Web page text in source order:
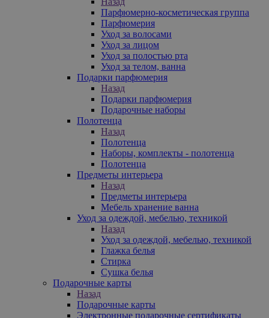
Парфюмерно-косметическая группа
Парфюмерия
Уход за волосами
Уход за лицом
Уход за полостью рта
Уход за телом, ванна
Подарки парфюмерия
Назад
Подарки парфюмерия
Подарочные наборы
Полотенца
Назад
Полотенца
Наборы, комплекты - полотенца
Полотенца
Предметы интерьера
Назад
Предметы интерьера
Мебель хранение ванна
Уход за одеждой, мебелью, техникой
Назад
Уход за одеждой, мебелью, техникой
Глажка белья
Стирка
Сушка белья
Подарочные карты
Назад
Подарочные карты
Электронные подарочные сертификаты